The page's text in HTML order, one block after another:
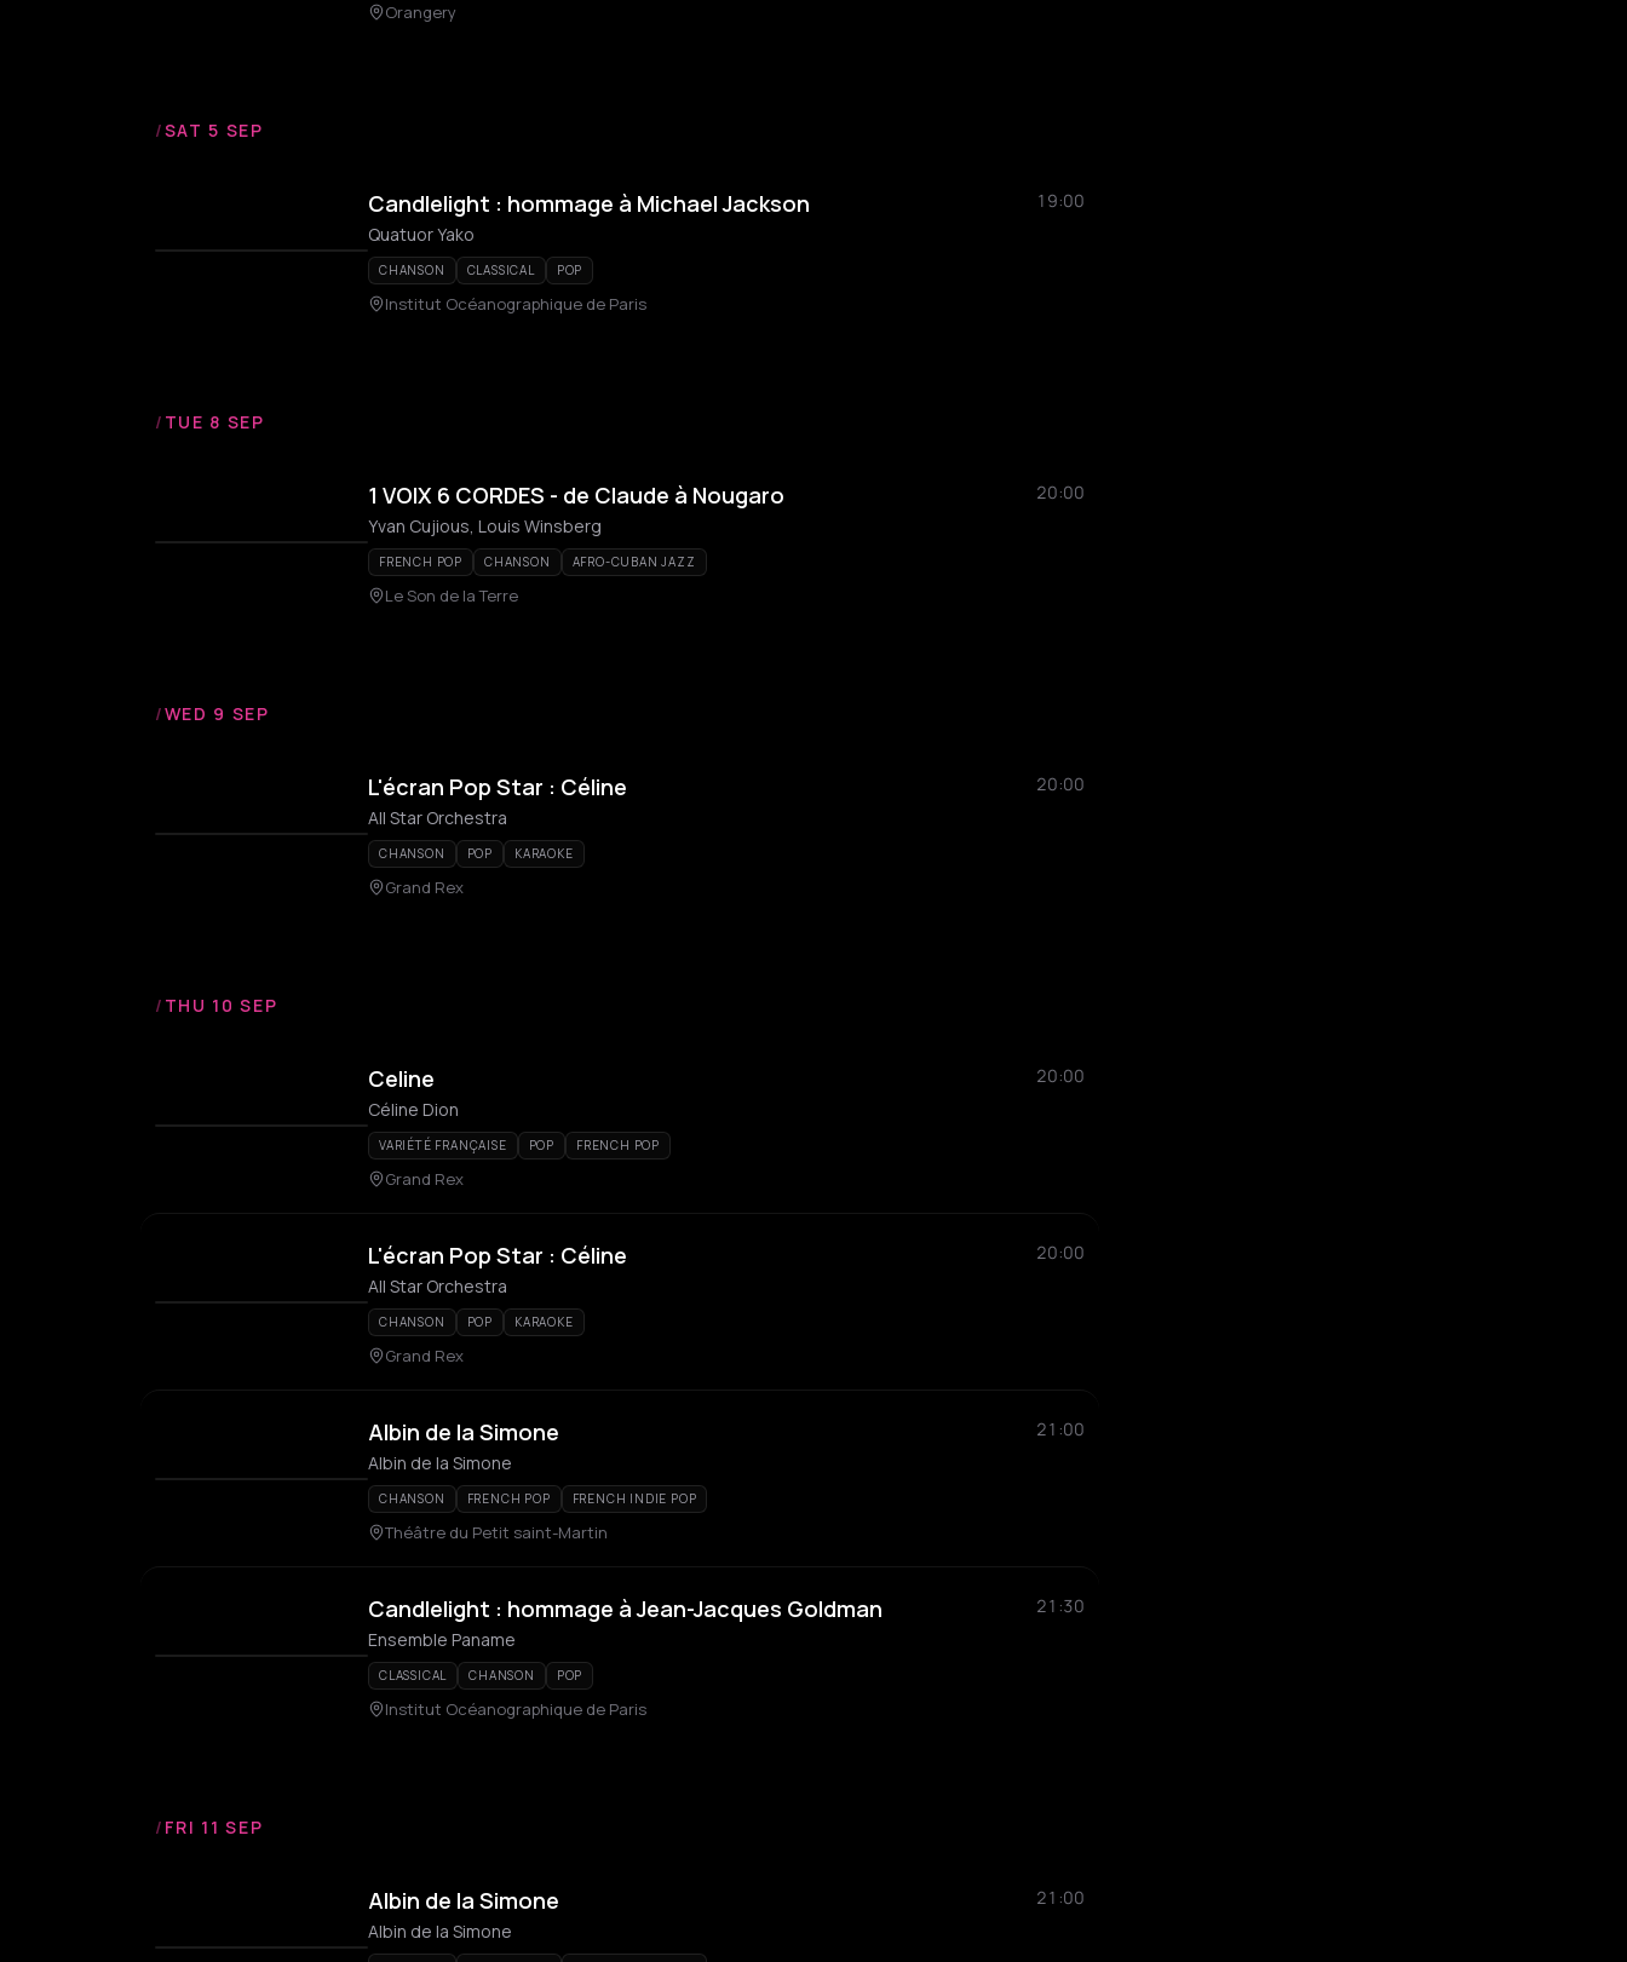
Orangery
/SAT 5 SEP
Candlelight : hommage à Michael Jackson
19:00
Quatuor Yako
CHANSON CLASSICAL POP
Institut Océanographique de Paris
/ TUE 8 SEP
1 VOIX 6 CORDES - de Claude à Nougaro
20:00
Yvan Cujious, Louis Winsberg
FRENCH POP CHANSON AFRO-CUBAN JAZZ
Le Son de la Terre
/WED 9 SEP
L'écran Pop Star : Céline
20:00
All Star Orchestra
CHANSON POP KARAOKE
Grand Rex
/ THU 10 SEP
Celine
20:00
Céline Dion
VARIÉTÉ FRANÇAISE POP FRENCH POP
Grand Rex
L'écran Pop Star : Céline
20:00
All Star Orchestra
CHANSON POP KARAOKE
Grand Rex
Albin de la Simone
21:00
Albin de la Simone
CHANSON FRENCH POP FRENCH INDIE POP
Théâtre du Petit saint-Martin
Candlelight : hommage à Jean-Jacques Goldman
21:30
Ensemble Paname
CLASSICAL CHANSON POP
Institut Océanographique de Paris
/ FRI 11 SEP
Albin de la Simone
21:00
Albin de la Simone